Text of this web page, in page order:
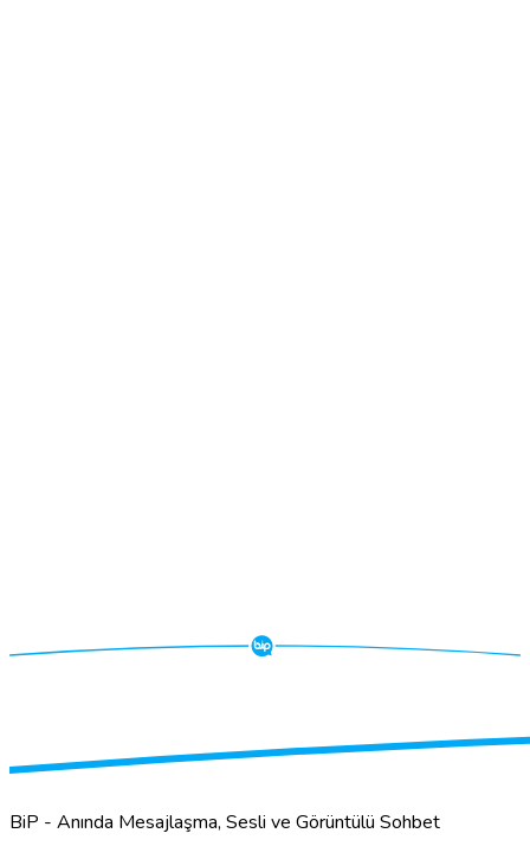
BiP - Anında Mesajlaşma, Sesli ve Görüntülü Sohbet